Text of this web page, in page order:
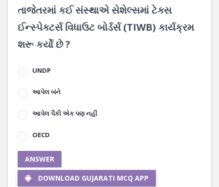
તાજેતરમાં કઈ સંસ્થાએ સેશેલ્સમાં ટેક્સ
ઈન્સ્પેક્ટર્સ વિધાઉટ બોર્ડર્સ (TIWB) કાર્યક્રમ
શરૂ કર્યો છે ?
UNDP
આપેલ બંને
આપેલ પૈકી એક પણ નહીં
OECD
ANSWER
DOWNLOAD GUJARATI MCQ APP